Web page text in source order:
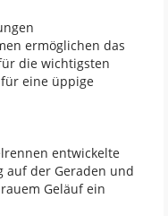
ermöglichen das
die wichtigsten
eine üppige
entwickelte
auf der Geraden und
Geläuf ein